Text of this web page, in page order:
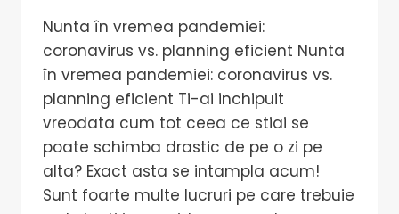
Nunta în vremea pandemiei:
coronavirus vs. planning eficient Nunta
în vremea pandemiei: coronavirus vs.
planning eficient Ti-ai inchipuit
vreodata cum tot ceea ce stiai se
poate schimba drastic de pe o zi pe
alta? Exact asta se intampla acum!
Sunt foarte multe lucruri pe care trebuie